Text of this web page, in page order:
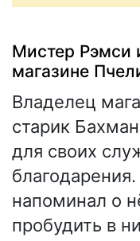
Мистер Рэмси
магазине
Владелец
старик
для своих
напоминал о
пробудить в